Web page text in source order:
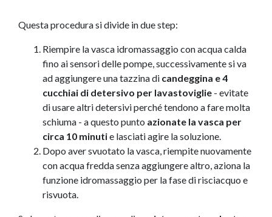
Questa procedura si divide in due step:
Riempire la vasca idromassaggio con acqua calda
fino ai sensori delle pompe, successivamente si va
ad aggiungere una tazzina di candeggina e 4
cucchiai di detersivo per lavastoviglie - evitate
di usare altri detersivi perché tendono a fare molta
schiuma - a questo punto azionate la vasca per
circa 10 minutie lasciati agire la soluzione.
Dopo aver svuotato la vasca, riempite nuovamente
con acqua fredda senza aggiungere altro, aziona la
funzione idromassaggio per la fase di risciacquo e
risvuota.